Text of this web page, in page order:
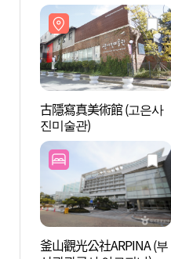
소 부산해운대마린시티
점)
古隱寫真美術館 (고은사
진미술관)
釜山觀光公社ARPINA (부